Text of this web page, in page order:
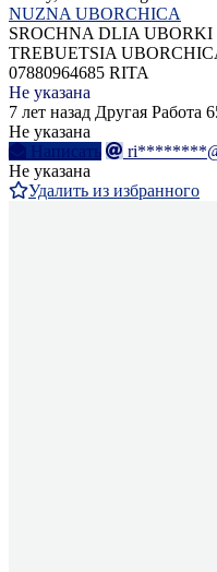
NUZNA UBORCHICA
SROCHNA DLIA
TREBUETSIA
07880964685 RITA
Не указана
7 лет назад Другая Работа
Не указана
Написать
Не указана
Удалить из избранного